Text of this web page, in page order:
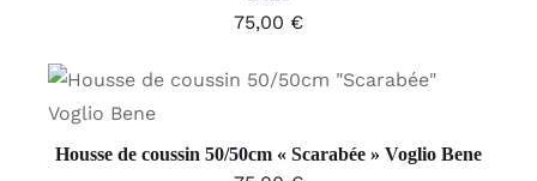
75,00 €
AJOUTER AU PANIER
/
DÉTAILS
Housse de coussin 50/50cm « Scarabée » Voglio Bene